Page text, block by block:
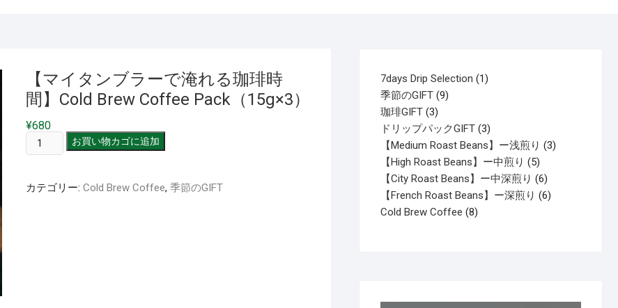
【マイタンブラーで淹れる珈琲時
間】Cold Brew Coffee Pack（15g×3）
¥680
【マ
イ
ン
お買い物カゴに追加
カテゴリー: Cold Brew Coffee, 季節のGIFT
7days Drip Selection 11
商
品
季節のGIFT 99
の
商
品
珈琲GIFT 33
個
の
商
品
ドリップパックGIFT 33
個
の
商
品
【Medium Roast Beans】ー浅煎り 33
【High Roast Beans】ー中煎り 55
個
の
【City Roast Beans】ー中深煎り 66
個
【French Roast Beans】ー深煎り 66
Cold Brew Coffee 88